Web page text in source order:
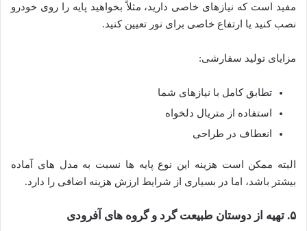
مفید است که نیازهای خاصی دارید، مثلاً بخواهید پایه را روی خودرو
نصب کنید یا ارتفاع خاصی برای نور تعیین کنید.
مزایای تولید سفارشی:
تطابق کامل با نیازهای شما
استفاده از متریال دلخواه
انعطاف در طراحی
البته ممکن است هزینه این نوع پایه ها نسبت به مدل های آماده
بیشتر باشد، اما در بسیاری از شرایط ارزش هزینه اضافی را دارد.
۵. تهیه از دوستان طبیعت گرد و گروه های آفرودی